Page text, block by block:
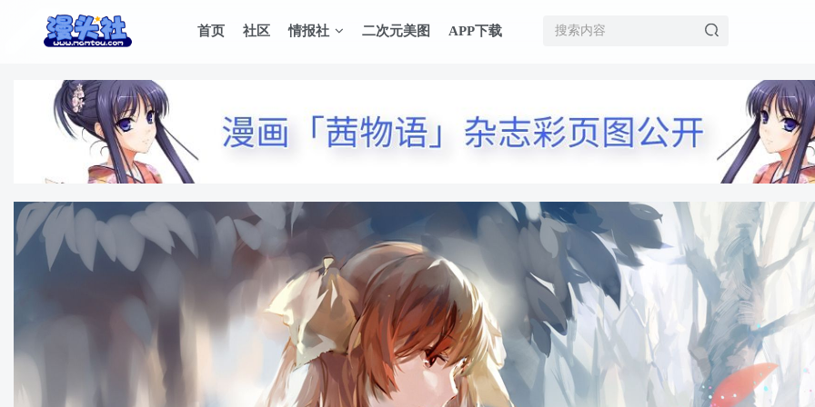
首页 社区 情报社 二次元美图 APP下载